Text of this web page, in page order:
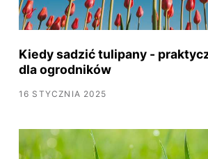
Kiedy sadzić tulipany -
dla ogrodników
16 STYCZNIA 2025